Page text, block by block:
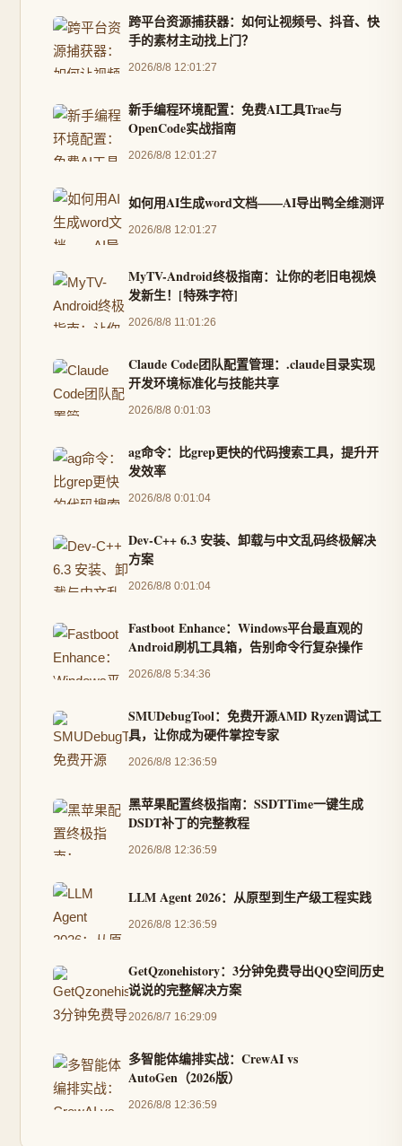
跨平台资源捕获器：如何让视频号、抖音、快
手的素材主动找上门？
2026/8/8 12:01:27
新手编程环境配置：免费AI工具Trae与
OpenCode实战指南
2026/8/8 12:01:27
如何用AI生成word文档——AI导出鸭全维测评
2026/8/8 12:01:27
MyTV-Android终极指南：让你的老旧电视焕
发新生！[特殊字符]
2026/8/8 11:01:26
Claude Code团队配置管理：.claude目录实现
开发环境标准化与技能共享
2026/8/8 0:01:03
ag命令：比grep更快的代码搜索工具，提升开
发效率
2026/8/8 0:01:04
Dev-C++ 6.3 安装、卸载与中文乱码终极解决
方案
2026/8/8 0:01:04
Fastboot Enhance：Windows平台最直观的
Android刷机工具箱，告别命令行复杂操作
2026/8/8 5:34:36
SMUDebugTool：免费开源AMD Ryzen调试工
具，让你成为硬件掌控专家
2026/8/8 12:36:59
黑苹果配置终极指南：SSDTTime一键生成
DSDT补丁的完整教程
2026/8/8 12:36:59
LLM Agent 2026：从原型到生产级工程实践
2026/8/8 12:36:59
GetQzonehistory：3分钟免费导出QQ空间历史
说说的完整解决方案
2026/8/7 16:29:09
多智能体编排实战：CrewAI vs
AutoGen（2026版）
2026/8/8 12:36:59